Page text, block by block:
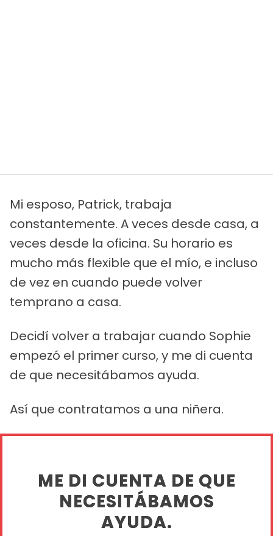
Mi esposo, Patrick, trabaja
constantemente. A veces desde casa, a
veces desde la oficina. Su horario es
mucho más flexible que el mío, e incluso
de vez en cuando puede volver
temprano a casa.
Decidí volver a trabajar cuando Sophie
empezó el primer curso, y me di cuenta
de que necesitábamos ayuda.
Así que contratamos a una niñera.
ME DI CUENTA DE QUE
NECESITÁBAMOS
AYUDA.